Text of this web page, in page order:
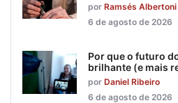
por Ramsés Albertoni
6 de agosto de 2026
Por que o futuro
brilhante (e mais
por Daniel Ribeiro
6 de agosto de 2026